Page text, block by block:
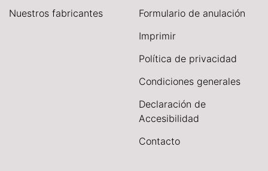
Nuestros fabricantes
Formulario de anulación
Imprimir
Política de privacidad
Condiciones generales
Declaración de
Accesibilidad
Contacto